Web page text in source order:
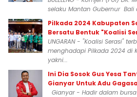
selaku Mantan Gubernur Bali
Pilkada 2024 Kabupaten
Bersatu Bentuk "Koalisi
UNGARAN - "Koalisi Serasi"
menghadapi Pilkada 2024 di
yakni...
Ini Dia Sosok Gus Yesa
Gianyar Untuk Adu
Gianyar - Hadir dalam